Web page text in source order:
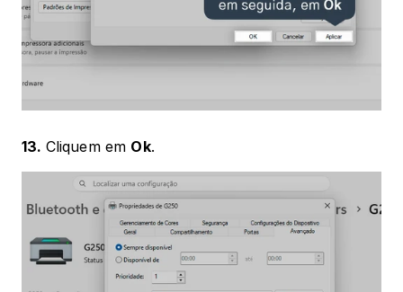
13. Cliquem em Ok.